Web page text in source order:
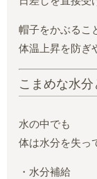
帽子をかぶるこ
体温上昇を防ぎ
こまめな水
水の中でも
体は水分を失っ
・水分補給